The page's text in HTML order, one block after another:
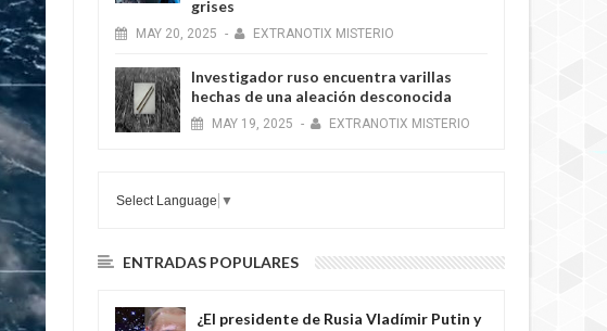
grises
MAY 20, 2025 - EXTRANOTIX MISTERIO
Investigador ruso encuentra varillas
hechas de una aleación desconocida
MAY 19, 2025 - EXTRANOTIX MISTERIO
Select Language ▼
ENTRADAS POPULARES
¿El presidente de Rusia Vladímir Putin y